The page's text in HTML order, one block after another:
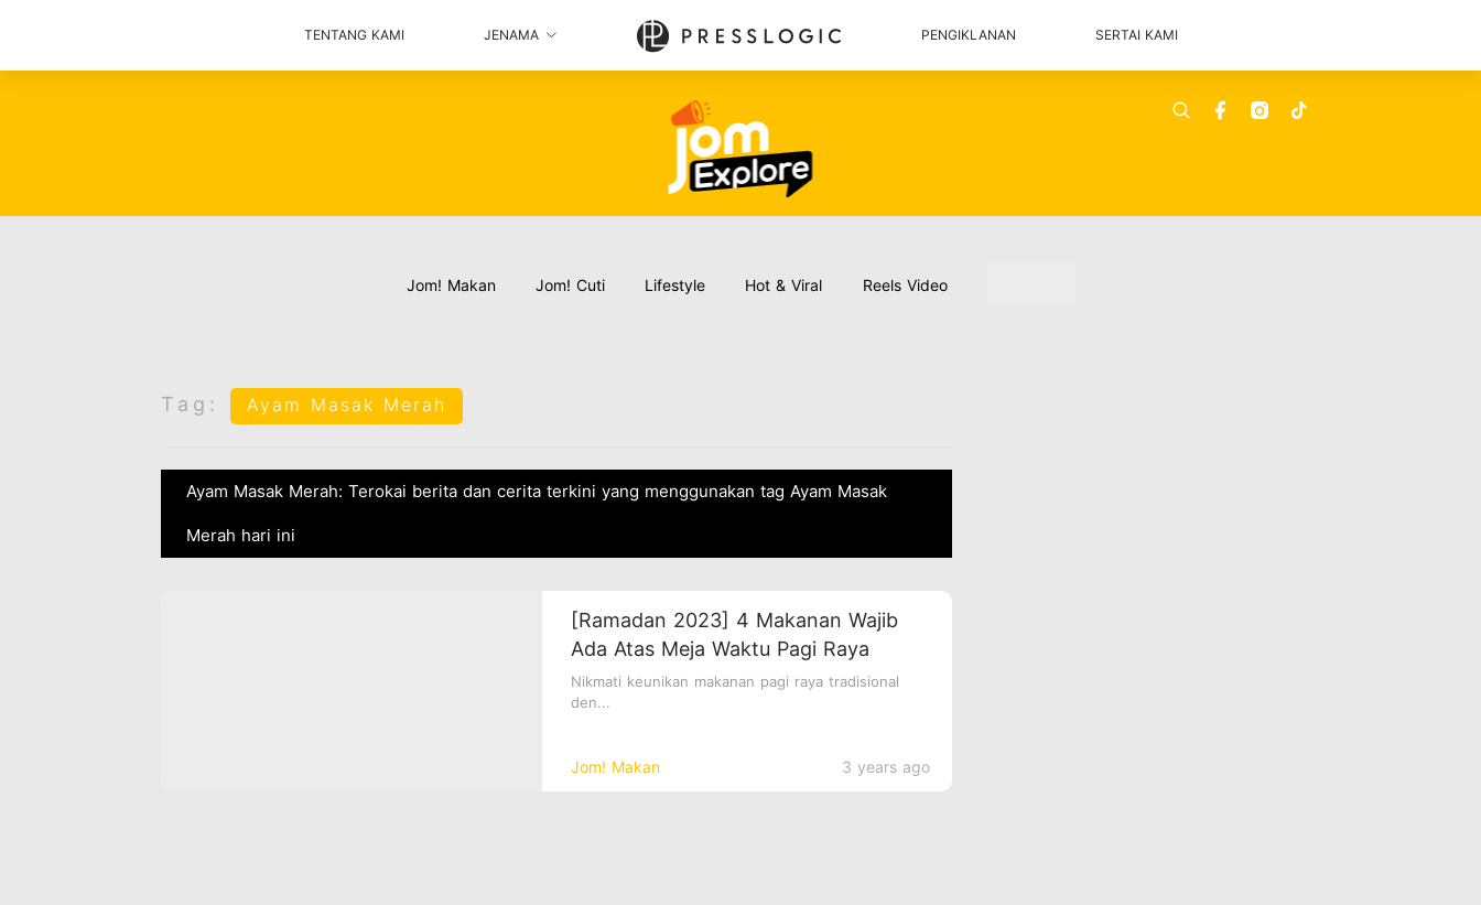
TENTANG KAMI JENAMA PENGIKLANAN SERTAI KAMI
Jom! Makan Jom! Cuti Lifestyle Hot & Viral Reels Video
Tag: Ayam Masak Merah
Ayam Masak Merah: Terokai berita dan cerita terkini yang menggunakan tag Ayam Masak
Merah hari ini
Jom! Makan 3 years ago
[Ramadan 2023] 4 Makanan Wajib
Ada Atas Meja Waktu Pagi Raya
Nikmati keunikan makanan pagi raya tradisional
den...